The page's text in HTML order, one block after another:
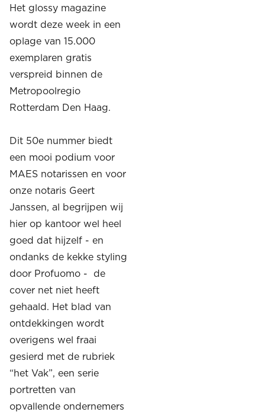
Het glossy magazine
wordt deze week in een
oplage van 15.000
exemplaren gratis
verspreid binnen de
Metropoolregio
Rotterdam Den Haag.
Dit 50e nummer biedt
een mooi podium voor
MAES notarissen en voor
onze notaris Geert
Janssen, al begrijpen wij
hier op kantoor wel heel
goed dat hijzelf - en
ondanks de kekke styling
door Profuomo - de
cover net niet heeft
gehaald. Het blad van
ontdekkingen wordt
overigens wel fraai
gesierd met de rubriek
“het Vak”, een serie
portretten van
opvallende ondernemers